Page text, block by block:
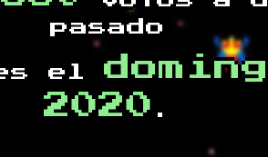
pasado
el
2020 .